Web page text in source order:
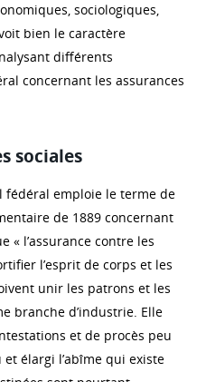
sociologiques,
bien le caractère
différents
concernant les assurances
sociales
fédéral emploie le terme de
de 1889 concernant
« l’assurance contre les
l’esprit de corps et les
unir les patrons et les
branche d’industrie. Elle
et de procès peu
élargi l’abîme qui existe